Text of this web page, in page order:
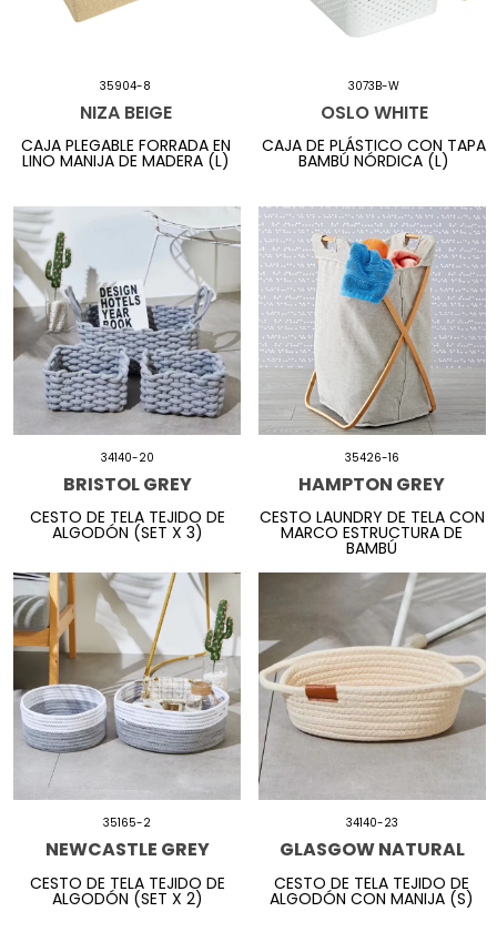
35904-8
NIZA BEIGE
CAJA PLEGABLE FORRADA EN
LINO MANIJA DE MADERA (L)
3073B-W
OSLO WHITE
CAJA DE PLÁSTICO CON TAPA
BAMBÚ NÓRDICA (L)
34140-20
BRISTOL GREY
CESTO DE TELA TEJIDO DE
ALGODÓN (SET X 3)
35426-16
HAMPTON GREY
CESTO LAUNDRY DE TELA CON
MARCO ESTRUCTURA DE
BAMBÚ
35165-2
NEWCASTLE GREY
CESTO DE TELA TEJIDO DE
ALGODÓN (SET X 2)
34140-23
GLASGOW NATURAL
CESTO DE TELA TEJIDO DE
ALGODÓN CON MANIJA (S)